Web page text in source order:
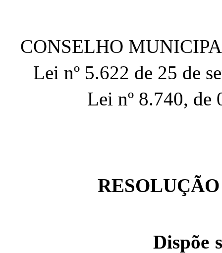
CONSELHO
Lei nº 5.622 de 25 de
Lei nº 8.740,
RESOLUÇÃO
Dispõe